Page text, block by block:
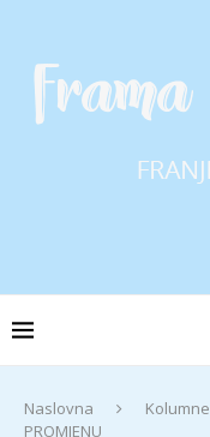
Naslovna Kolumne
PROMJENU